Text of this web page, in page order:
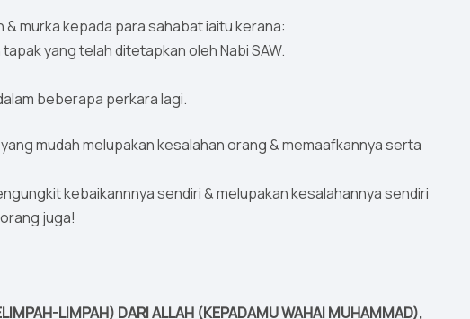
& murka kepada para sahabat iaitu kerana:
yang telah ditetapkan oleh Nabi SAW.
beberapa perkara lagi.
juga!
LIMPAH) DARI ALLAH (KEPADAMU WAHAI MUHAMMAD),